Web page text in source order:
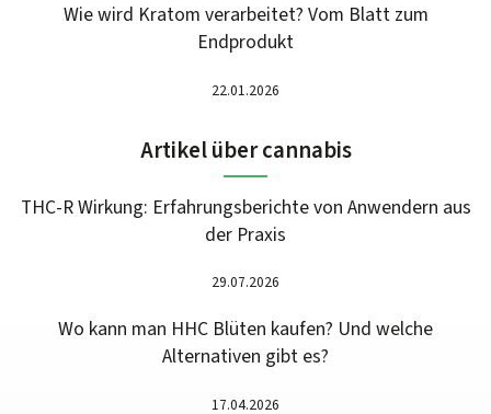
Wie wird Kratom verarbeitet? Vom Blatt zum
Endprodukt
22.01.2026
Artikel über cannabis
THC-R Wirkung: Erfahrungsberichte von Anwendern aus
der Praxis
29.07.2026
Wo kann man HHC Blüten kaufen? Und welche
Alternativen gibt es?
17.04.2026